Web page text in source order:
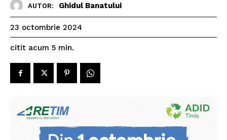
AUTOR: Ghidul Banatului
23 octombrie 2024
citit acum 5 min.